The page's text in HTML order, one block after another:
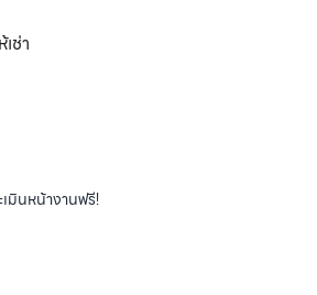
ช่า
มินหน้างานฟรี!